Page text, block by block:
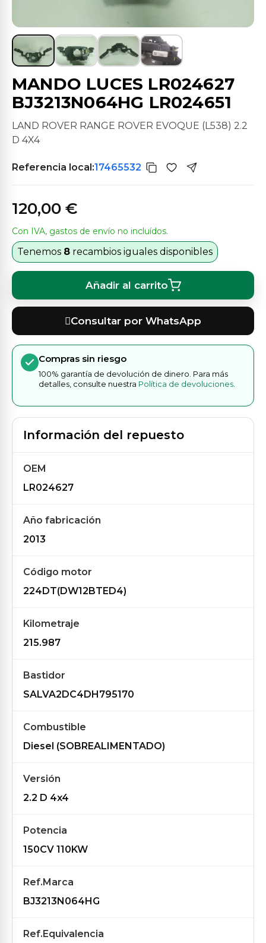
MANDO LUCES LR024627
BJ3213N064HG LR024651
LAND ROVER RANGE ROVER EVOQUE (L538) 2.2
D 4X4
Referencia local:17465532
120,00 €
Con IVA, gastos de envío no incluídos.
Tenemos 8 recambios iguales disponibles
Añadir al carrito
Consultar por WhatsApp
Compras sin riesgo
100% garantía de devolución de dinero. Para más
detalles, consulte nuestra Política de devoluciones
Información del repuesto
OEM
LR024627
Año fabricación
2013
Código motor
224DT(DW12BTED4)
Kilometraje
215.987
Bastidor
SALVA2DC4DH795170
Combustible
Diesel (SOBREALIMENTADO)
Versión
2.2 D 4x4
Potencia
150CV 110KW
Ref.Marca
BJ3213N064HG
Ref.Equivalencia